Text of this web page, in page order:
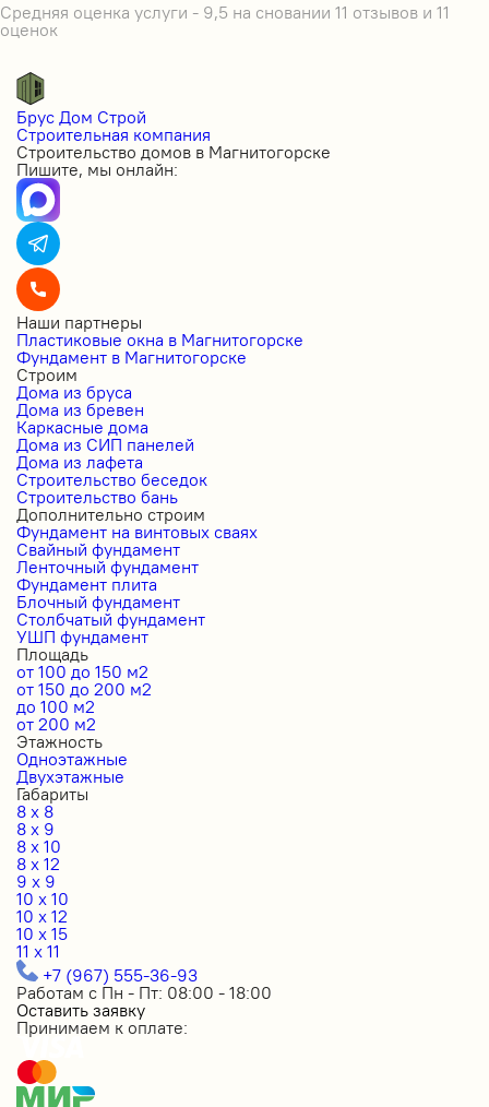
Средняя оценка услуги - 9,5 на сновании 11 отзывов и 11
оценок
Брус Дом Строй
Строительная компания
Строительство домов в Магнитогорске
Пишите, мы онлайн:
Наши партнеры
Пластиковые окна в Магнитогорске
Фундамент в Магнитогорске
Строим
Дома из бруса
Дома из бревен
Каркасные дома
Дома из СИП панелей
Дома из лафета
Строительство беседок
Строительство бань
Дополнительно строим
Фундамент на винтовых сваях
Свайный фундамент
Ленточный фундамент
Фундамент плита
Блочный фундамент
Столбчатый фундамент
УШП фундамент
Площадь
от 100 до 150 м2
от 150 до 200 м2
до 100 м2
от 200 м2
Этажность
Одноэтажные
Двухэтажные
Габариты
8 x 8
8 x 9
8 x 10
8 x 12
9 x 9
10 x 10
10 x 12
10 x 15
11 x 11
+7 (967) 555-36-93
Работам с Пн - Пт: 08:00 - 18:00
Оставить заявку
Принимаем к оплате: